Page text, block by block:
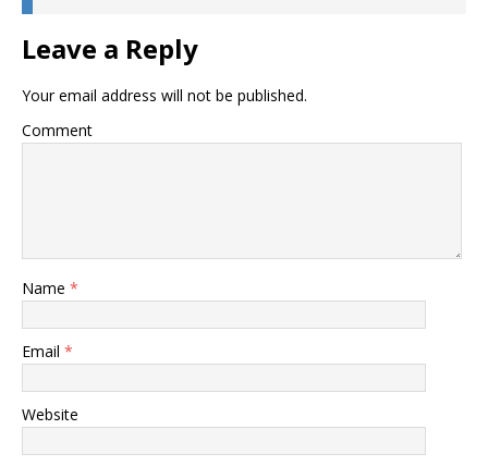
Leave a Reply
Your email address will not be published.
Comment
Name *
Email *
Website